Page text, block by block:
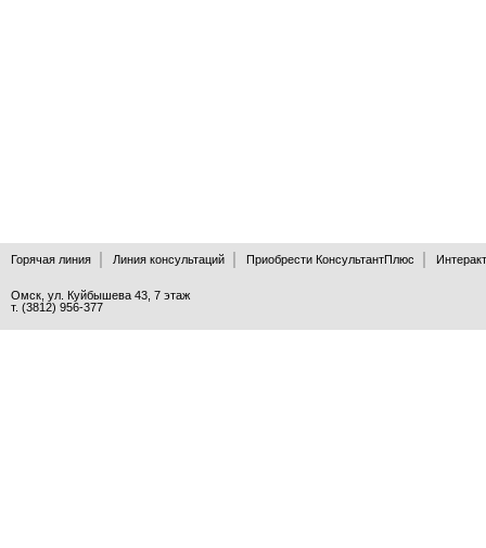
Горячая линия Линия консультаций Приобрести КонсультантПлюс
Омск, ул. Куйбышева 43, 7 этаж
т. (3812) 956-377